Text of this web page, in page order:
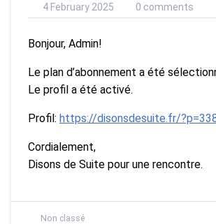
4 February 2025 0 comments
Bonjour, Admin!
Le plan d’abonnement a été
Le profil a été activé.
Profil: https://disonsdesuite.fr/
Cordialement,
Disons de Suite pour une rencontre.
Non classé